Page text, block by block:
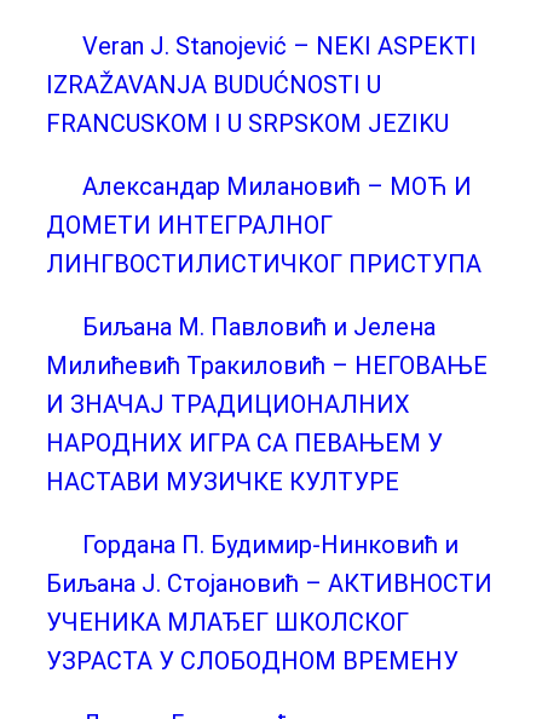
Veran J. Stanojević – NEKI ASPEKTI
IZRAŽAVANJA BUDUĆNOSTI U
FRANCUSKOM I U SRPSKOM JEZIKU
Александар Милановић – МОЋ И
ДОМЕТИ ИНТЕГРАЛНОГ
ЛИНГВОСТИЛИСТИЧКОГ ПРИСТУПА
Биљана М. Павловић и Јелена
Милићевић Тракиловић – НЕГОВАЊЕ
И ЗНАЧАЈ ТРАДИЦИОНАЛНИХ
НАРОДНИХ ИГРА СА ПЕВАЊЕМ У
НАСТАВИ МУЗИЧКЕ КУЛТУРЕ
Гордана П. Будимир-Нинковић и
Биљана Ј. Стојановић – АКТИВНОСТИ
УЧЕНИКА МЛАЂЕГ ШКОЛСКОГ
УЗРАСТА У СЛОБОДНОМ ВРЕМЕНУ